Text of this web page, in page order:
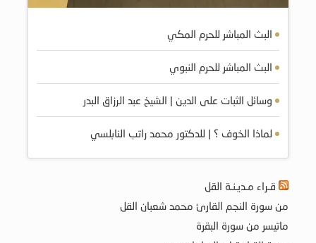
البث المباشر للحرم المكي
البث المباشر للحرم النبوي
وسائل الثبات على الدين | الشيخ عبد الرزاق البدر
لماذا الخوف ؟ | للدكتور محمد راتب النابلسي
قـراء مـديـنـة القل
من سورة النجم القارئ محمد شعبان القل
ماتيسر من سورة البقرة